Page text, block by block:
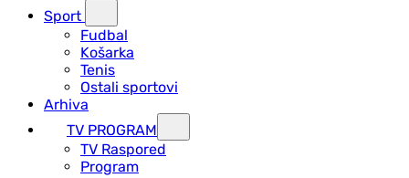
Sport
Fudbal
Košarka
Tenis
Ostali sportovi
Arhiva
TV PROGRAM
ТV Raspored
Program